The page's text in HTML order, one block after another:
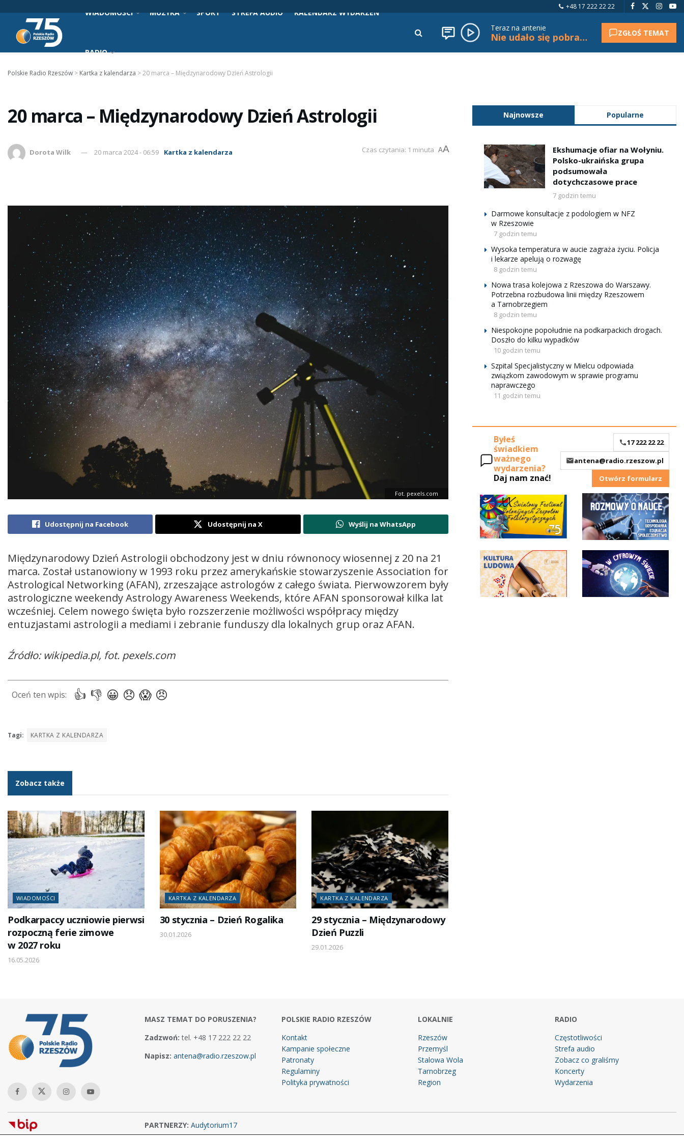
+48 17 222 22 22
WIADOMOŚCI MUZYKA SPORT STREFA AUDIO KALENDARZ WYDARZEŃ
RADIO
Teraz na antenie
Nie udało się pobrać tytułu. ZGŁOŚ TEMAT
Polskie Radio Rzeszów > Kartka z kalendarza >20 marca – Międzynarodowy Dzień Astrologii
20 marca – Międzynarodowy Dzień Astrologii
Dorota Wilk 20 marca 2024 - 06:59 Kartka z kalendarza Czas czytania: 1 minuta AA
Fot. pexels.com
Udostępnij na Facebook Udostępnij na X Wyślij na WhatsApp
Międzynarodowy Dzień Astrologii obchodzony jest w dniu równonocy wiosennej z 20 na 21
marca. Został ustanowiony w 1993 roku przez amerykańskie stowarzyszenie Association for
Astrological Networking (AFAN), zrzeszające astrologów z całego świata. Pierwowzorem były
astrologiczne weekendy Astrology Awareness Weekends, które AFAN sponsorował kilka lat
wcześniej. Celem nowego święta było rozszerzenie możliwości współpracy między
entuzjastami astrologii a mediami i zebranie funduszy dla lokalnych grup oraz AFAN.
Źródło: wikipedia.pl, fot. pexels.com
Tagi: KARTKA Z KALENDARZA
Zobacz także
WIADOMOŚCI
Podkarpaccy uczniowie pierwsi
rozpoczną ferie zimowe
w 2027 roku
16.05.2026
KARTKA Z KALENDARZA
30 stycznia – Dzień Rogalika
30.01.2026
KARTKA Z KALENDARZA
29 stycznia – Międzynarodowy
Dzień Puzzli
29.01.2026
Najnowsze Popularne
Ekshumacje ofiar na Wołyniu.
Polsko-ukraińska grupa
podsumowała
dotychczasowe prace
7 godzin temu
Darmowe konsultacje z podologiem w NFZ
w Rzeszowie
7 godzin temu
Wysoka temperatura w aucie zagraża życiu. Policja
i lekarze apelują o rozwagę
8 godzin temu
Nowa trasa kolejowa z Rzeszowa do Warszawy.
Potrzebna rozbudowa linii między Rzeszowem
a Tarnobrzegiem
8 godzin temu
Niespokojne popołudnie na podkarpackich drogach.
Doszło do kilku wypadków
10 godzin temu
Szpital Specjalistyczny w Mielcu odpowiada
związkom zawodowym w sprawie programu
naprawczego
11 godzin temu
Byłeś
świadkiem
ważnego
wydarzenia?
Daj nam znać!
17 222 22 22
antena@radio.rzeszow.pl
Otwórz formularz
MASZ TEMAT DO PORUSZENIA?
Zadzwoń: tel. +48 17 222 22 22
Napisz: antena@radio.rzeszow.pl
POLSKIE RADIO RZESZÓW
Kontakt
Kampanie społeczne
Patronaty
Regulaminy
Polityka prywatności
LOKALNIE
Rzeszów
Przemyśl
Stalowa Wola
Tarnobrzeg
Region
RADIO
Częstotliwości
Strefa audio
Zobacz co graliśmy
Koncerty
Wydarzenia
PARTNERZY: Audytorium17